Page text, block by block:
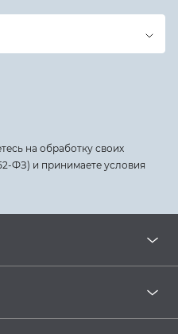
на обработку своих
ФЗ) и принимаете условия